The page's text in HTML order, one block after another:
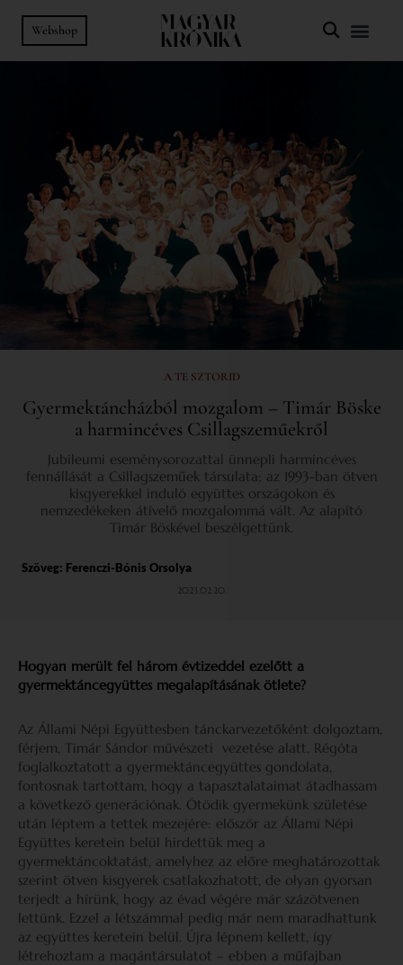
Webshop
A TE SZTORID
Gyermektáncházból mozgalom – Timár Böske
a harmincéves Csillagszeműekről
Jubileumi eseménysorozattal ünnepli harmincéves
fennállását a Csillagszeműek társulata; az 1993-ban ötven
kisgyerekkel induló együttes országokon és
nemzedékeken átívelő mozgalommá vált. Az alapító
Timár Böskével beszélgettünk.
Szöveg: Ferenczi-Bónis Orsolya
2023.02.20.
Hogyan merült fel három évtizeddel ezelőtt a
gyermektáncegyüttes megalapításának ötlete?
Az Állami Népi Együttesben tánckarvezetőként dolgoztam,
férjem, Timár Sándor művészeti vezetése alatt. Régóta
foglalkoztatott a gyermektáncegyüttes gondolata,
fontosnak tartottam, hogy a tapasztalataimat átadhassam
a következő generációnak. Ötödik gyermekünk születése
után léptem a tettek mezejére: először az Állami Népi
Együttes keretein belül hirdettük meg a
gyermektáncoktatást, amelyhez az előre meghatározottak
szerint ötven kisgyerek csatlakozhatott, de olyan gyorsan
terjedt a hírünk, hogy az évad végére már százötvenen
lettünk. Ezzel a létszámmal pedig már nem maradhattunk
az együttes keretein belül. Újra lépnem kellett, így
létrehoztam a magántársulatot – ebben a műfajban